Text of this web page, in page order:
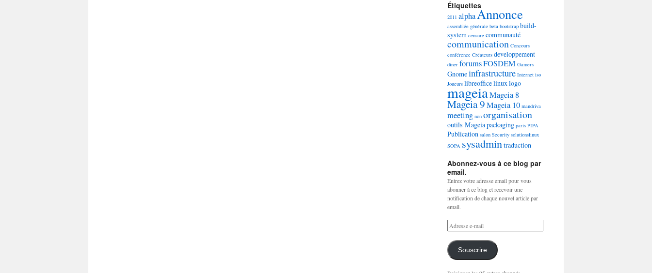
Étiquettes
2011 alphaAnnonce
assemblée générale beta bootstrap build-
system censure communauté
communication Concours
conférence Créateurs developpement
diner forumsFOSDEM Gamers
Gnomeinfrastructure Internet iso
Joueurs libreofficelinuxlogo
mageiaMageia 8
Mageia 9Mageia 10 mandriva
meeting non organisation
outils Mageiapackaging paris PIPA
Publication salon Security solutionslinux
SOPA sysadmintraduction
Abonnez-vous à ce blog par
email.
Entrez votre adresse email pour vous
abonner à ce blog et recevoir une
notification de chaque nouvel article par
email.
Souscrire